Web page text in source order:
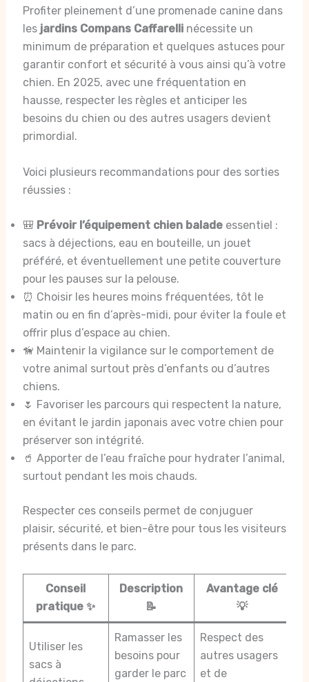
Profiter pleinement d’une promenade canine dans
les jardins Compans Caffarellinécessite un
minimum de préparation et quelques astuces pour
garantir confort et sécurité à vous ainsi qu’à votre
chien. En 2025, avec une fréquentation en
hausse, respecter les règles et anticiper les
besoins du chien ou des autres usagers devient
primordial.
Voici plusieurs recommandations pour des sorties
réussies :
🎒 Prévoir l’équipement chien baladeessentiel :
sacs à déjections, eau en bouteille, un jouet
préféré, et éventuellement une petite couverture
pour les pauses sur la pelouse.
⏰ Choisir les heures moins fréquentées, tôt le
matin ou en fin d’après-midi, pour éviter la foule et
offrir plus d’espace au chien.
🦮 Maintenir la vigilance sur le comportement de
votre animal surtout près d’enfants ou d’autres
chiens.
🌷 Favoriser les parcours qui respectent la nature,
en évitant le jardin japonais avec votre chien pour
préserver son intégrité.
🥤 Apporter de l’eau fraîche pour hydrater l’animal,
surtout pendant les mois chauds.
Respecter ces conseils permet de conjuguer
plaisir, sécurité, et bien-être pour tous les visiteurs
présents dans le parc.
Conseil
pratique ✨
Description
📝
Avantage clé
💡
Utiliser les
sacs à
Ramasser les
besoins pour
garder le parc
Respect des
autres usagers
et de